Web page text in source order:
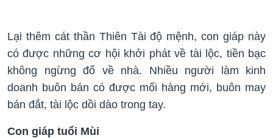
Lại thêm cát thần Thiên Tài độ mệnh, con giáp này
có được những cơ hội khởi phát về tài lộc, tiền bạc
không ngừng đổ về nhà. Nhiều người làm kinh
doanh buôn bán có được mối hàng mới, buôn may
bán đắt, tài lộc dồi dào trong tay.
Con giáp tuổi Mùi